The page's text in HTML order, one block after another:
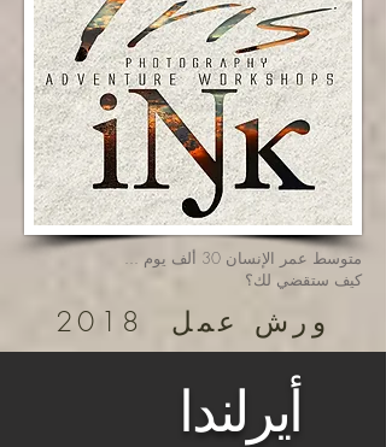
متوسط عمر الإنسان 30 ألف يوم ...
كيف ستقضي لك؟
2018 ورش عمل
أيرلندا